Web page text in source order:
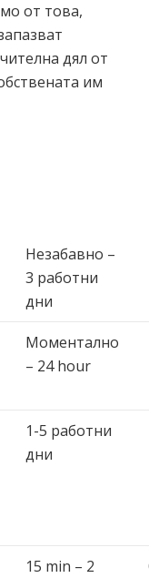
от това,
дял от
им
Незабавно –
3 работни
дни
Моментално
– 24 hour
1-5 работни
дни
15 min – 2